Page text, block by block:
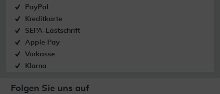
PayPal
Kreditkarte
SEPA-Lastschrift
Apple Pay
Vorkasse
Klarna
Folgen Sie uns auf